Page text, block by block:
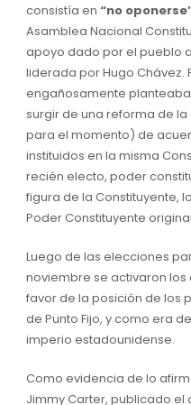
consistía en “no oponerse
Asamblea Nacional
apoyo dado por el pueblo
liderada por Hugo Chávez.
engañosamente
surgir de una reforma de la
para el momento) de
instituidos en la misma
recién electo, poder
figura de la Constituyente,
Poder Constituyente
Luego de las elecciones
noviembre se activaron
favor de la posición de los
de Punto Fijo, ycomo era
imperio estadounidense.
Como evidencia de lo
Jimmy Carter, publicado el